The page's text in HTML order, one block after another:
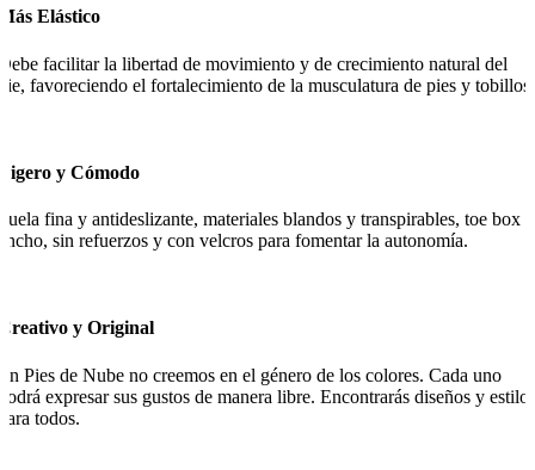
Elástico
facilitar la libertad de movimiento y de crecimiento natural del
favoreciendo el fortalecimiento de la musculatura de pies y tobillos.
y Cómodo
fina y antideslizante, materiales blandos y transpirables, toe box
sin refuerzos y con velcros para fomentar la autonomía.
y Original
Pies de Nube no creemos en el género de los colores. Cada uno
expresar sus gustos de manera libre. Encontrarás diseños y estilos
todos.